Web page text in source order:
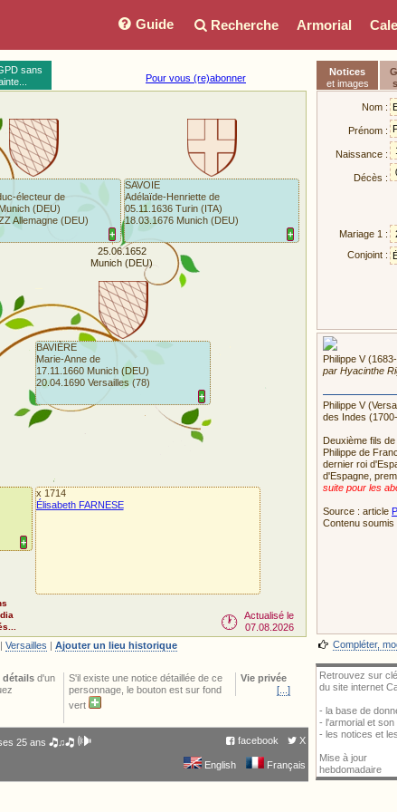
Armorial
Recherche
Guide
sans
Pour vous (re)abonner
+
+
BAVIÈRE
Marie-Anne de
17.11.1660 Munich (DEU)
20.04.1690 Versailles (78)
+
électeur de
(DEU)
Allemagne (DEU)
+
SAVOIE
Adélaïde-Henriette de
05.11.1636 Turin (ITA)
18.03.1676 Munich (DEU)
25.06.1652
Munich (DEU)
x 1714
Élisabeth FARNESE
| Versailles | Ajouter un lieu historique
🕐
Actualisé le
07.08.2026
détails d'un
S'il existe une notice détaillée de ce
personnage, le bouton est sur fond
vert
Vie privée
[...]
25 ans 🎝♫🎝 🕪 facebook X
English Français
Retrouvez sur
du site internet
- la base de
- l'armorial et
- les notices et
Mise à jour
hebdomadaire
Notices
et images
Nom :
Prénom :
Naissance :
Décès :
Mariage 1 :
Conjoint :
Philippe V
par Hyacinthe
Philippe V
des Indes
Deuxième fils
Philippe de
dernier roi
d'Espagne,
suite pour les
Source : article
Contenu soumis
Compléter,